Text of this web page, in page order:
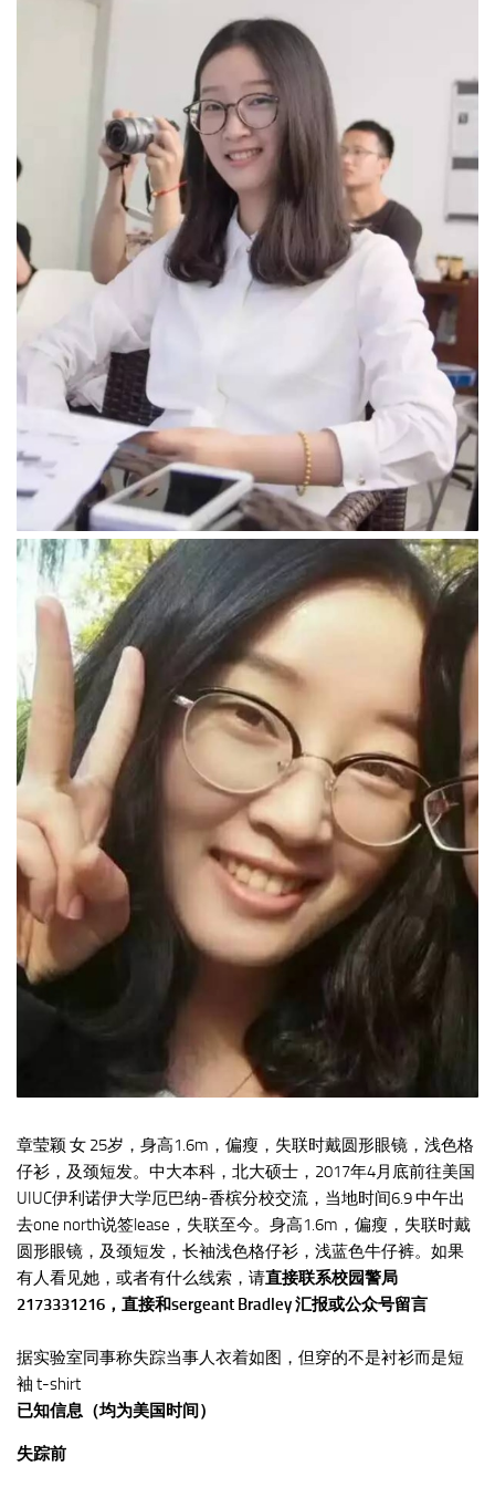
章莹颖 女 25岁，身高1.6m，偏瘦，失联时戴圆形眼镜，浅色格
仔衫，及颈短发。中大本科，北大硕士，2017年4月底前往美国
UIUC伊利诺伊大学厄巴纳-香槟分校交流，当地时间6.9 中午出
去one north说签lease，失联至今。身高1.6m，偏瘦，失联时戴
圆形眼镜，及颈短发，长袖浅色格仔衫，浅蓝色牛仔裤。如果
有人看见她，或者有什么线索，请直接联系校园警局
2173331216，直接和sergeant Bradley 汇报或公众号留言
据实验室同事称失踪当事人衣着如图，但穿的不是衬衫而是短
袖 t-shirt
已知信息（均为美国时间）
失踪前